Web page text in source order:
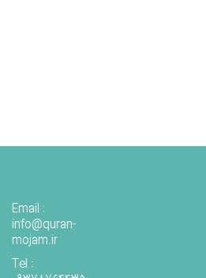
Email :
info@quran-
mojam.ir
Tel :